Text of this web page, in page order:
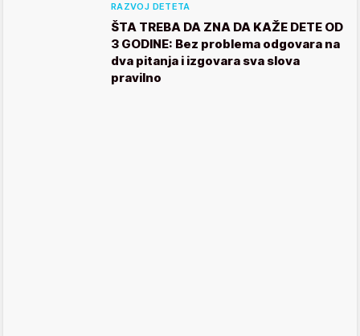
RAZVOJ DETETA
ŠTA TREBA DA ZNA DA KAŽE DETE OD
3 GODINE: Bez problema odgovara na
dva pitanja i izgovara sva slova
pravilno